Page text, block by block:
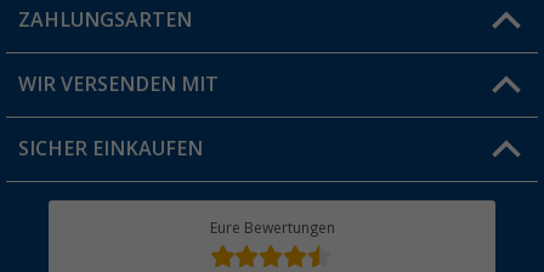
Blog
Jobs & Karriere
FAQ & Kontakt
Versandinformationen
Rücksendung
ZAHLUNGSARTEN
WIR VERSENDEN MIT
SICHER EINKAUFEN
Eure Bewertungen